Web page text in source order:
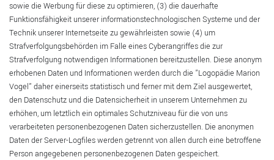
sowie die Werbung für diese zu optimieren, (3) die dauerhafte
Funktionsfähigkeit unserer informationstechnologischen Systeme und der
Technik unserer Internetseite zu gewährleisten sowie (4) um
Strafverfolgungsbehörden im Falle eines Cyberangriffes die zur
Strafverfolgung notwendigen Informationen bereitzustellen. Diese anonym
erhobenen Daten und Informationen werden durch die "Logopädie Marion
Vogel" daher einerseits statistisch und ferner mit dem Ziel ausgewertet,
den Datenschutz und die Datensicherheit in unserem Unternehmen zu
erhöhen, um letztlich ein optimales Schutzniveau für die von uns
verarbeiteten personenbezogenen Daten sicherzustellen. Die anonymen
Daten der Server-Logfiles werden getrennt von allen durch eine betroffene
Person angegebenen personenbezogenen Daten gespeichert.